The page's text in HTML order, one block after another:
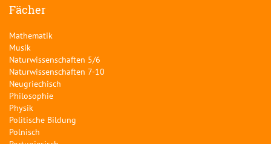
Fächer
Mathematik
Musik
Naturwissenschaften 5/6
Naturwissenschaften 7-10
Neugriechisch
Philosophie
Physik
Politische Bildung
Polnisch